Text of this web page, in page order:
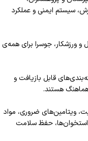
سیستم ایمنی و عملکرد
ورزشکار، جوسرا برای همه‌ی
قابل بازیافت و
هماهنگ هستند.
ویتامین‌های ضروری، مواد
حفظ سلامت